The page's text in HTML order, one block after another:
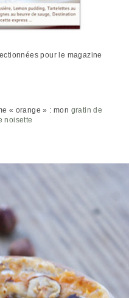
pour le magazine
« orange » : mon gratin de
noisette